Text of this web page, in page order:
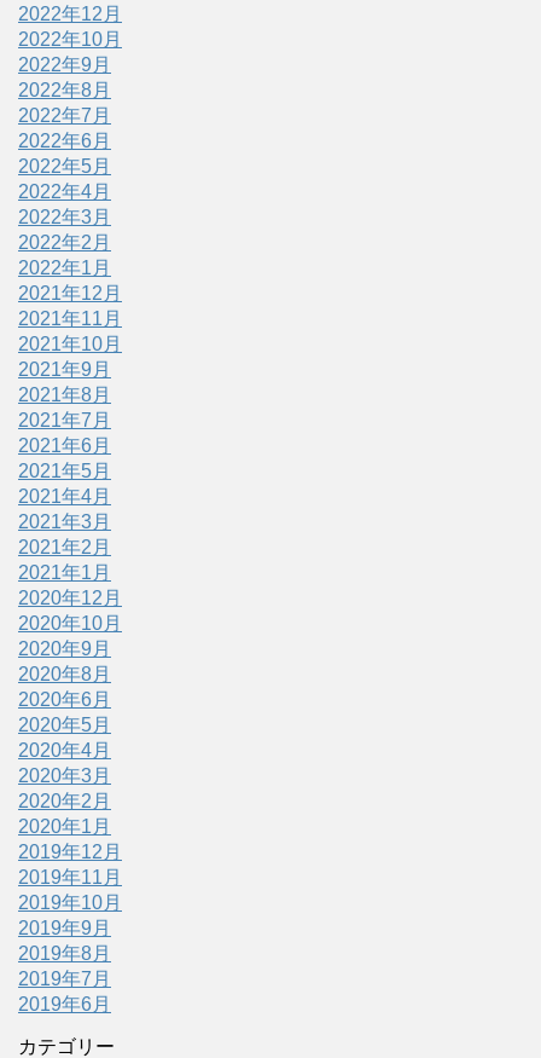
2022年12月
2022年10月
2022年9月
2022年8月
2022年7月
2022年6月
2022年5月
2022年4月
2022年3月
2022年2月
2022年1月
2021年12月
2021年11月
2021年10月
2021年9月
2021年8月
2021年7月
2021年6月
2021年5月
2021年4月
2021年3月
2021年2月
2021年1月
2020年12月
2020年10月
2020年9月
2020年8月
2020年6月
2020年5月
2020年4月
2020年3月
2020年2月
2020年1月
2019年12月
2019年11月
2019年10月
2019年9月
2019年8月
2019年7月
2019年6月
カテゴリー